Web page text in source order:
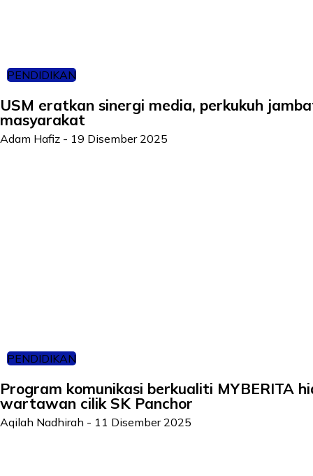
PENDIDIKAN
USM eratkan sinergi media, perkukuh
masyarakat
Adam Hafiz - 19 Disember 2025
PENDIDIKAN
Program komunikasi berkualiti MYBERITA
wartawan cilik SK Panchor
Aqilah Nadhirah - 11 Disember 2025